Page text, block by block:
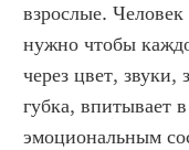
взрослые.
нужно чтобы
через цвет, звуки,
губка, впитывает
эмоциональным